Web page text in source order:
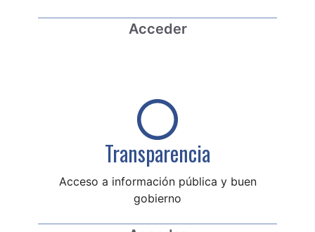
Acceder
Transparencia
Acceso a información pública y buen
gobierno